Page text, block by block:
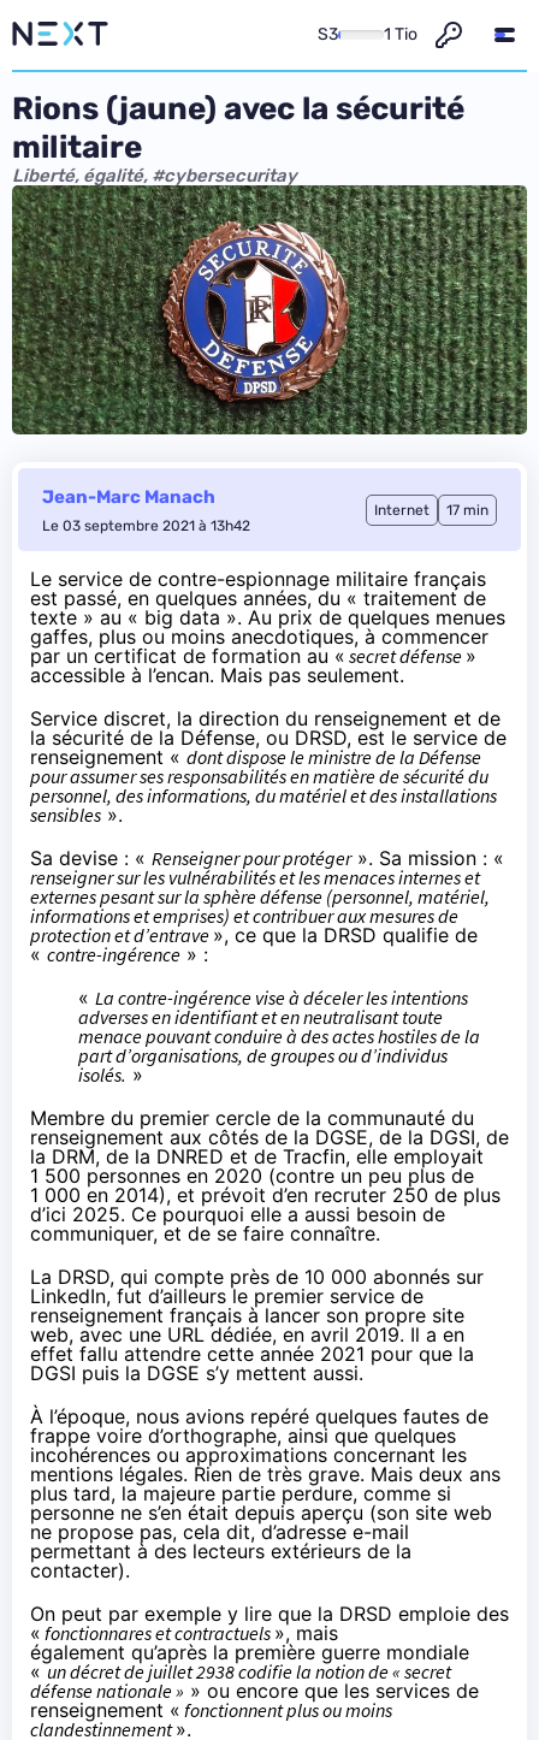
S3 1 Tio
Rions (jaune) avec la sécurité
militaire
Liberté, égalité, #cybersecuritay
Jean-Marc Manach
Le 03 septembre 2021 à 13h42
Internet 17 min
Le service de contre-espionnage militaire français
est passé, en quelques années, du « traitement de
texte » au « big data ». Au prix de quelques menues
gaffes, plus ou moins anecdotiques, à commencer
par un certificat de formation au « secret défense »
accessible à l’encan. Mais pas seulement.
Service discret, la direction du renseignement et de
la sécurité de la Défense, ou DRSD, est le service de
renseignement « dont dispose le ministre de la Défense
pour assumer ses responsabilités en matière de sécurité du
personnel, des informations, du matériel et des installations
sensibles ».
Sa devise : « Renseigner pour protéger». Sa mission : «
renseigner sur les vulnérabilités et les menaces internes et
externes pesant sur la sphère défense (personnel, matériel,
informations et emprises) et contribuer aux mesures de
protection et d’entrave », ce que la DRSD qualifie de
« contre-ingérence » :
« La contre-ingérence vise à déceler les intentions
adverses en identifiant et en neutralisant toute
menace pouvant conduire à des actes hostiles de la
part d’organisations, de groupes ou d’individus
isolés. »
Membre du premier cercle de la communauté du
renseignement aux côtés de la DGSE, de la DGSI, de
la DRM, de la DNRED et de Tracfin, elle employait
1 500 personnes en 2020 (contre un peu plus de
1 000 en 2014), et prévoit d’en recruter 250 de plus
d’ici 2025. Ce pourquoi elle a aussi besoin de
communiquer, et de se faire connaître.
La DRSD, qui compte près de 10 000 abonnés sur
LinkedIn, fut d’ailleurs le premier service de
renseignement français à lancer son propre site
web, avec une URL dédiée, en avril 2019. Il a en
effet fallu attendre cette année 2021 pour que la
DGSI puis la DGSE s’y mettent aussi.
À l’époque, nous avions repéré quelques fautes de
frappe voire d’orthographe, ainsi que quelques
incohérences ou approximations concernant les
mentions légales. Rien de très grave. Mais deux ans
plus tard, la majeure partie perdure, comme si
personne ne s’en était depuis aperçu (son site web
ne propose pas, cela dit, d’adresse e-mail
permettant à des lecteurs extérieurs de la
contacter).
On peut par exemple y lire que la DRSD emploie des
« fonctionnares et contractuels », mais
également qu’après la première guerre mondiale
«un décret de juillet 2938 codifie la notion de « secret
défense nationale » » ou encore que les services de
renseignement « fonctionnent plus ou moins
clandestinnement».